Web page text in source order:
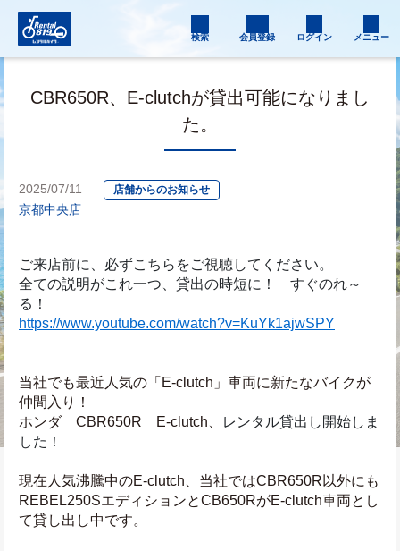
検索 会員登録 ログイン メニュー
CBR650R、E-clutchが貸出可能になりまし
た。
2025/07/11 店舗からのお知らせ
京都中央店
ご来店前に、必ずこちらをご視聴してください。
全ての説明がこれ一つ、貸出の時短に！　すぐのれ～
る！
https://www.youtube.com/watch?v=KuYk1ajwSPY
当社でも最近人気の「E-clutch」車両に新たなバイクが
仲間入り！
ホンダ　CBR650R　E-clutch、
レンタル貸出し開始しま
した！
現在人気沸騰中のE-clutch、当社ではCBR650R以外にも
REBEL250SエディションとCB650RがE-clutch車両とし
て貸し出し中です。